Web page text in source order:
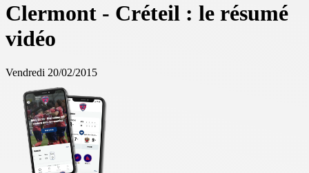
Clermont - Créteil : le résumé
vidéo
Vendredi 20/02/2015